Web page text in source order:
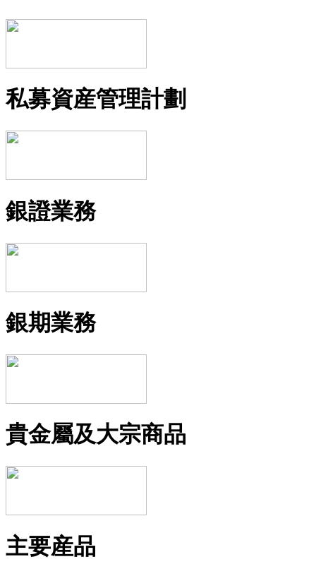
私募資産管理計劃
銀證業務
銀期業務
貴金屬及大宗商品
主要産品